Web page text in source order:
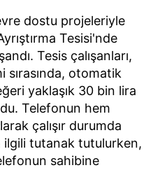
dostu projeleriyle
Tesisi'nde
Tesis çalışanları,
sırasında, otomatik
yaklaşık 30 bin lira
Telefonun hem
çalışır durumda
ilgili tutanak tutulurken,
sahibine